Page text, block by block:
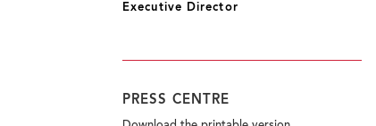
Executive Director
PRESS CENTRE